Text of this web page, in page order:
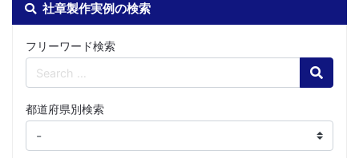
社章製作実例の検索
フリーワード検索
Search
都道府県別検索